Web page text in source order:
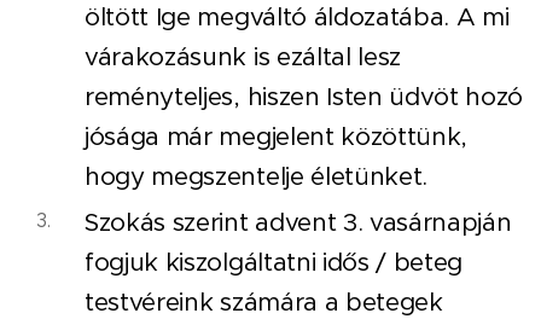
öltött Ige megváltó áldozatába. A mi
várakozásunk is ezáltal lesz
reményteljes, hiszen Isten üdvöt hozó
jósága már megjelent közöttünk,
hogy megszentelje életünket.
Szokás szerint advent 3. vasárnapján
fogjuk kiszolgáltatni idős / beteg
testvéreink számára a betegek